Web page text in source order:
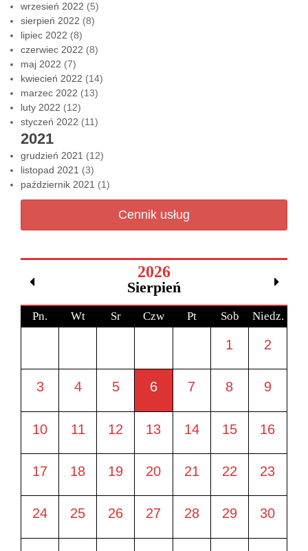
wrzesień 2022 (5)
sierpień 2022 (8)
lipiec 2022 (8)
czerwiec 2022 (8)
maj 2022 (7)
kwiecień 2022 (14)
marzec 2022 (13)
luty 2022 (12)
styczeń 2022 (11)
2021
grudzień 2021 (12)
listopad 2021 (3)
październik 2021 (1)
Cennik usług
2026
Sierpień
Pn. Wt Sr Czw Pt Sob Niedz.
1 2
3 4 5 6 7 8 9
10 11 12 13 14 15 16
17 18 19 20 21 22 23
24 25 26 27 28 29 30